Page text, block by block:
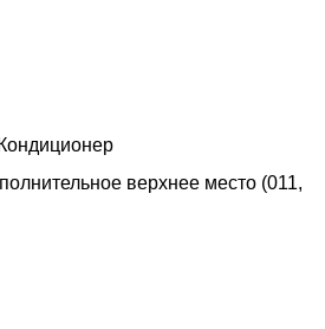
Кондиционер
верхнее место (011,